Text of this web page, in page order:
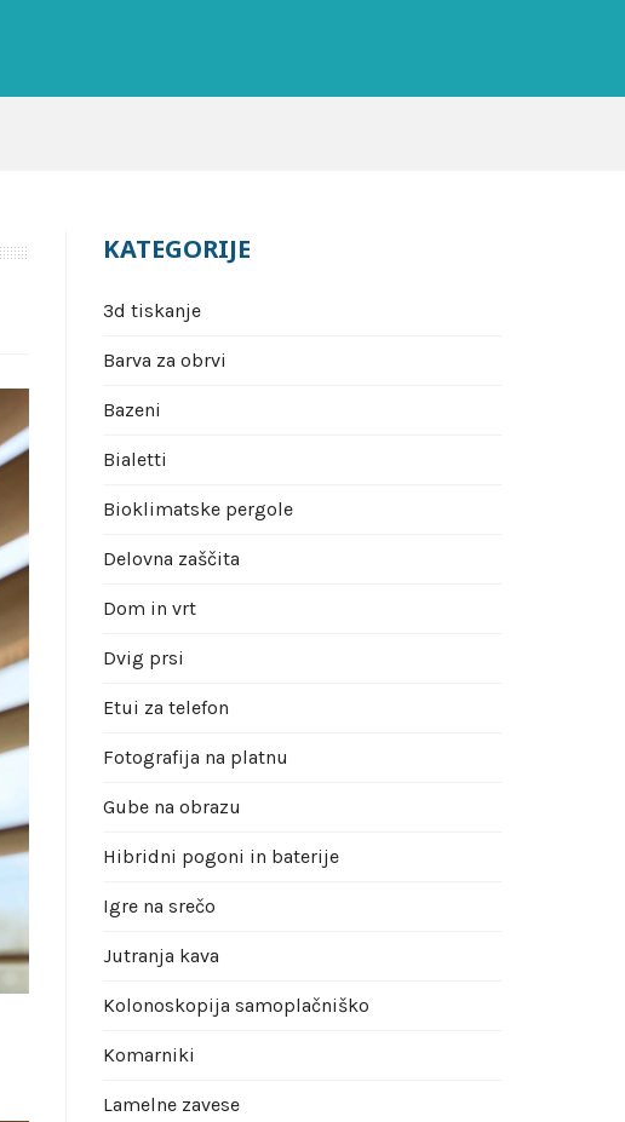
KATEGORIJE
3d tiskanje
Barva za obrvi
Bazeni
Bialetti
Bioklimatske pergole
Delovna zaščita
Dom in vrt
Dvig prsi
Etui za telefon
Fotografija na platnu
Gube na obrazu
Hibridni pogoni in baterije
Igre na srečo
Jutranja kava
Kolonoskopija samoplačniško
Komarniki
Lamelne zavese